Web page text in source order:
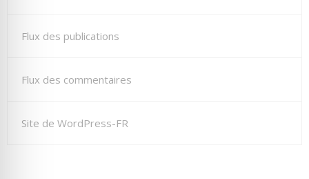
Flux des publications
Flux des commentaires
Site de WordPress-FR